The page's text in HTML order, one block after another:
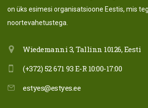
on üks esimesi organisatsioone Eestis, mis
noortevahetustega.
Wiedemanni 3, Tallinn 10126, Eesti
(+372) 52 671 93 E-R 10:00-17:00
estyes@estyes.ee